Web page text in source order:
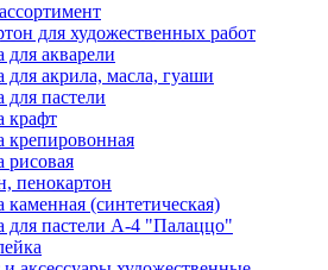
для художественных работ
для акварели
для акрила, масла, гуаши
для пастели
крафт
крепировонная
рисовая
пенокартон
каменная (синтетическая)
для пастели А-4 "Палаццо"